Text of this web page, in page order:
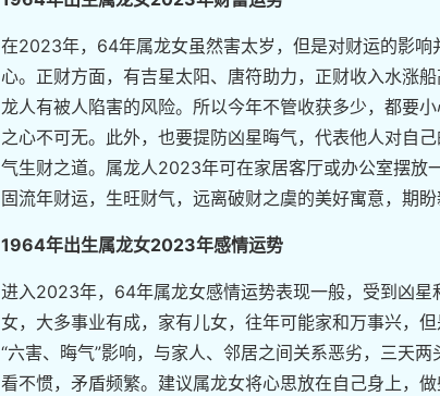
在2023年，64年属龙女虽然害太岁，但是对财运的影
心。正财方面，有吉星太阳、唐符助力，正财收入水涨
龙人有被人陷害的风险。所以今年不管收获多少，都要
之心不可无。此外，也要提防凶星晦气，代表他人对自
气生财之道。属龙人2023年可在家居客厅或办公室摆放
固流年财运，生旺财气，远离破财之虞的美好寓意，期盼
1964年出生属龙女2023年感情运势
进入2023年，64年属龙女感情运势表现一般，受到凶
女，大多事业有成，家有儿女，往年可能家和万事兴，
“六害、晦气”影响，与家人、邻居之间关系恶劣，三天
看不惯，矛盾频繁。建议属龙女将心思放在自己身上，